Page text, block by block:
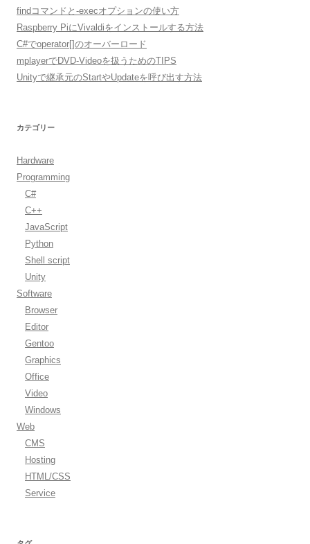
findコマンドと-execオプションの使い方
Raspberry PiにVivaldiをインストールする方法
C#でoperator[]のオーバーロード
mplayerでDVD-Videoを扱うためのTIPS
Unityで継承元のStartやUpdateを呼び出す方法
カテゴリー
Hardware
Programming
C#
C++
JavaScript
Python
Shell script
Unity
Software
Browser
Editor
Gentoo
Graphics
Office
Video
Windows
Web
CMS
Hosting
HTML/CSS
Service